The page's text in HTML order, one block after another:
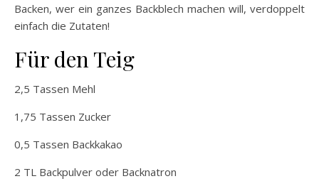
Backen, wer ein ganzes Backblech machen will, verdoppelt
einfach die Zutaten!
Für den Teig
2,5 Tassen Mehl
1,75 Tassen Zucker
0,5 Tassen Backkakao
2 TL Backpulver oder Backnatron